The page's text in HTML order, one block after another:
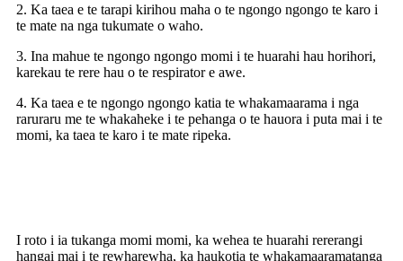
2. Ka taea e te tarapi kirihou maha o te ngongo ngongo te karo i
te mate na nga tukumate o waho.
3. Ina mahue te ngongo ngongo momi i te huarahi hau horihori,
karekau te rere hau o te respirator e awe.
4. Ka taea e te ngongo ngongo katia te whakamaarama i nga
raruraru me te whakaheke i te pehanga o te hauora i puta mai i te
momi, ka taea te karo i te mate ripeka.
I roto i ia tukanga momi momi, ka wehea te huarahi rererangi
hangai mai i te rewharewha, ka haukotia te whakamaaramatanga